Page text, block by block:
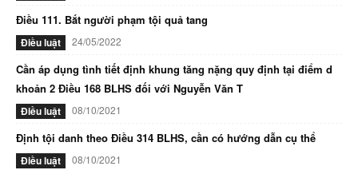
Điều 111. Bắt người phạm tội quả tang
Điều luật 24/05/2022
Cần áp dụng tình tiết định khung tăng nặng quy định tại điểm d
khoản 2 Điều 168 BLHS đối với Nguyễn Văn T
Điều luật 08/10/2021
Định tội danh theo Điều 314 BLHS, cần có hướng dẫn cụ thể
Điều luật 08/10/2021